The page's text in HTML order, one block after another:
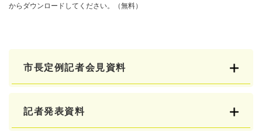
からダウンロードしてください。（無料）
市長定例記者会見資料
記者発表資料